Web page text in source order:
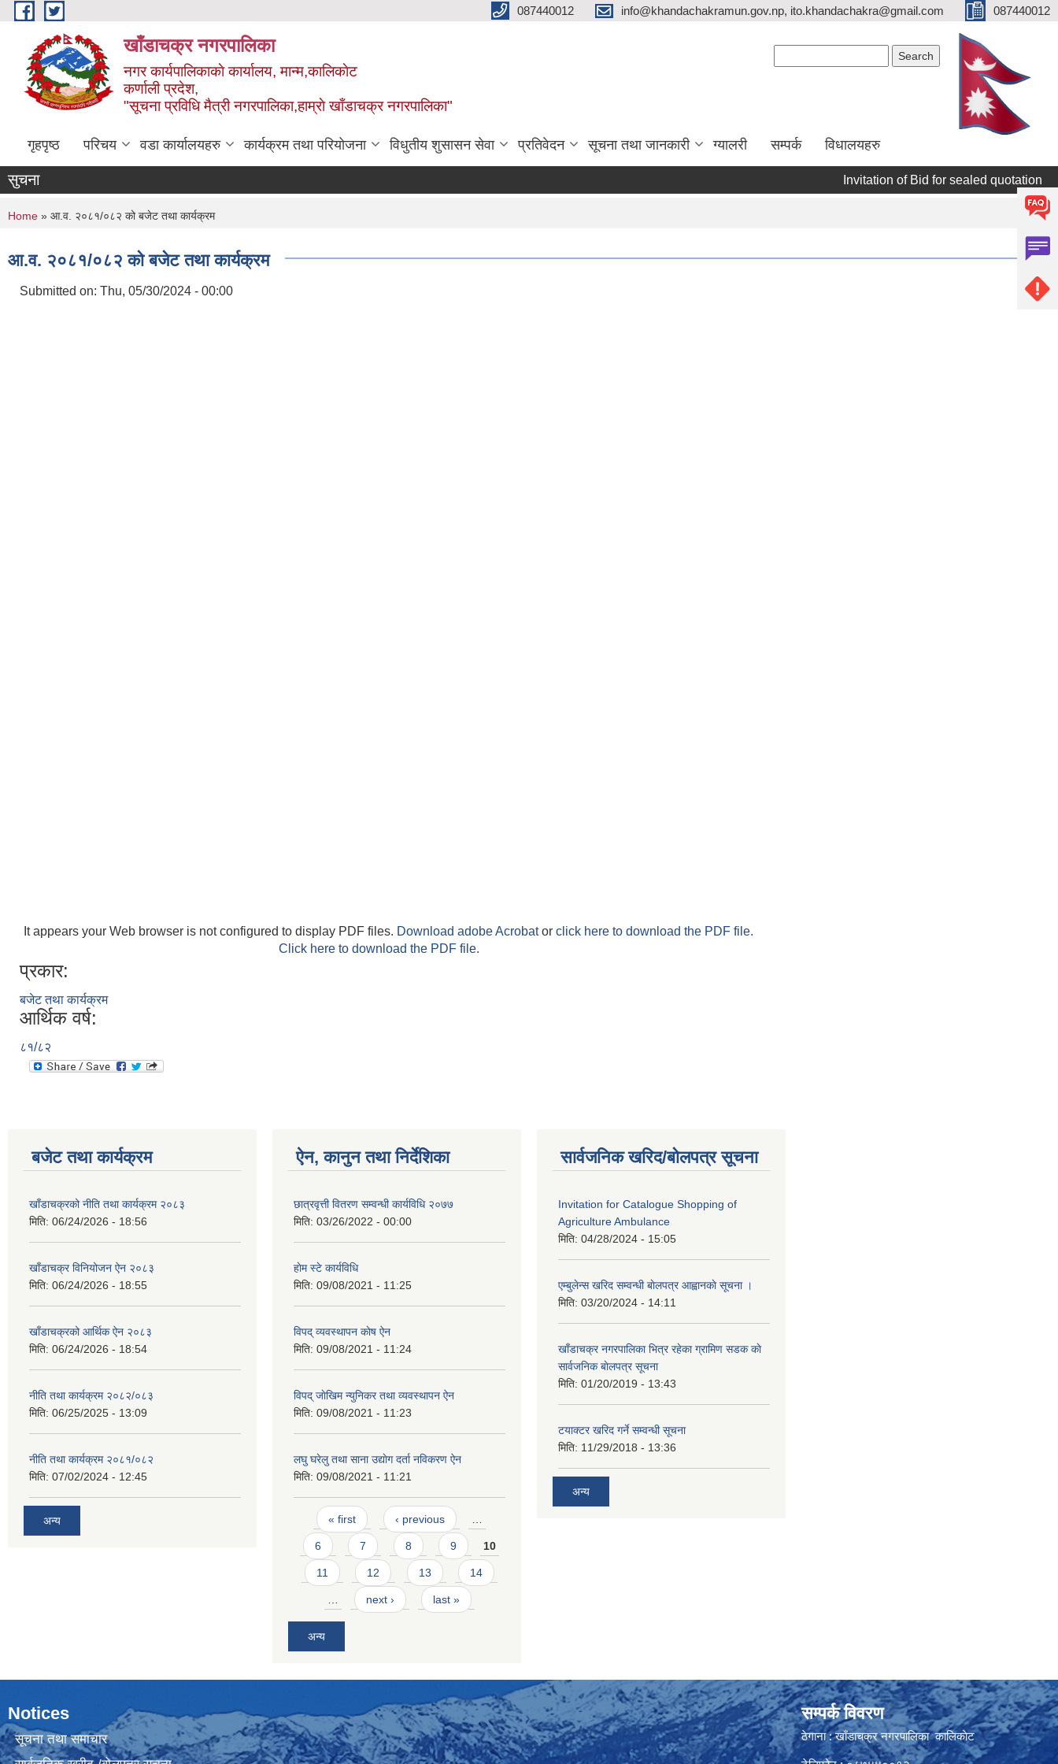
Skip to main content 087440012 info@khandachakramun.gov.np, ito.khandachakra@gmail.com 087440012
खाँडाचक्र नगरपालिका
नगर कार्यपालिकाकाे कार्यालय, मान्म,कालिकाेट
क‍र्णाली प्रदेश,
"सूचना प्रविधि मैत्री नगरपालिका,हाम्राे खाँडाचक्र नगरपालिका"
गृहपृष्ठ परिचय वडा कार्यालयहरु कार्यक्रम तथा परियोजना विधुतीय शुसासन सेवा प्रतिवेदन सूचना तथा जानकारी ग्यालरी सम्पर्क विधालयहरु
सुचना Invitation of Bid for sealed quotation
You are here
Home » आ‍.व. २०८१/०८२ को बजेट तथा कार्यक्रम
आ‍.व. २०८१/०८२ को बजेट तथा कार्यक्रम
Submitted on: Thu, 05/30/2024 - 00:00
It appears your Web browser is not configured to display PDF files. Download adobe Acrobator click here to download the PDF file.
Click here to download the PDF file.
प्रकार:
बजेट तथा कार्यक्रम
आर्थिक वर्ष:
८१/८२
बजेट तथा कार्यक्रम
खाँडाचक्रको नीति तथा कार्यक्रम २०८३
मिति: 06/24/2026 - 18:56
खाँडाचक्र विनियोजन ऐन २०८३
मिति: 06/24/2026 - 18:55
खाँडाचक्रको आर्थिक ऐन २०८३
मिति: 06/24/2026 - 18:54
नीति तथा कार्यक्रम २०८२/०८३
मिति: 06/25/2025 - 13:09
नीति तथा कार्यक्रम २०८१/०८२
मिति: 07/02/2024 - 12:45
अन्य
ऐन, कानुन तथा निर्देशिका
छात्रवृत्ती वितरण सम्वन्धी कार्यविधि २०७७
मिति: 03/26/2022 - 00:00
हाेम स्टे कार्यविधि
मिति: 09/08/2021 - 11:25
विपद् व्यवस्थापन काेष ऐन
मिति: 09/08/2021 - 11:24
विपद् जाेखिम न्युनिकर तथा व्यवस्थापन ऐन
मिति: 09/08/2021 - 11:23
लघु घरेलु तथा साना उद्याेग दर्ता नविकरण ऐन
मिति: 09/08/2021 - 11:21
Pages
« first ‹ previous …
6 7 8 9 10
11 12 13 14
… next › last »
अन्य
सार्वजनिक खरिद/बोलपत्र सूचना
Invitation for Catalogue Shopping of
Agriculture Ambulance
मिति: 04/28/2024 - 15:05
एम्बुलेन्स खरिद सम्वन्धी बाेलपत्र आह्वानकाे सूचना ।
मिति: 03/20/2024 - 14:11
खाँडाचक्र नगरपालिका भित्र रहेका ग्रामिण सडक काे
सार्वजनिक बाेलपत्र सूचना
मिति: 01/20/2019 - 13:43
टयाक्टर खरिद गर्ने सम्वन्धी सूचना
मिति: 11/29/2018 - 13:36
अन्य
Notices
सूचना तथा समाचार
सम्पर्क विवरण
ठेगाना : खाँडाचक्र नगरपालिका कालिकाेट